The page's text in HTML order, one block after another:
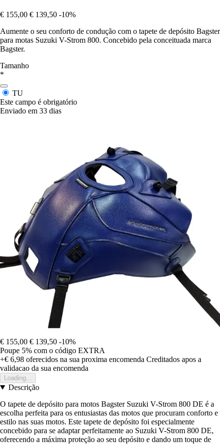
€ 155,00 € 139,50 -10%
Aumente o seu conforto de condução com o tapete de depósito Bagster
para motas Suzuki V-Strom 800. Concebido pela conceituada marca
Bagster.
Tamanho
*
TU
Este campo é obrigatório
Enviado em 33 dias
€ 155,00 € 139,50 -10%
Poupe 5% com o código EXTRA
+€ 6,98 oferecidos na sua proxima encomenda Creditados apos a
validacao da sua encomenda
Loading...
Descrição
O tapete de depósito para motos Bagster Suzuki V-Strom 800 DE é a
escolha perfeita para os entusiastas das motos que procuram conforto e
estilo nas suas motos. Este tapete de depósito foi especialmente
concebido para se adaptar perfeitamente ao Suzuki V-Strom 800 DE,
oferecendo a máxima proteção ao seu depósito e dando um toque de